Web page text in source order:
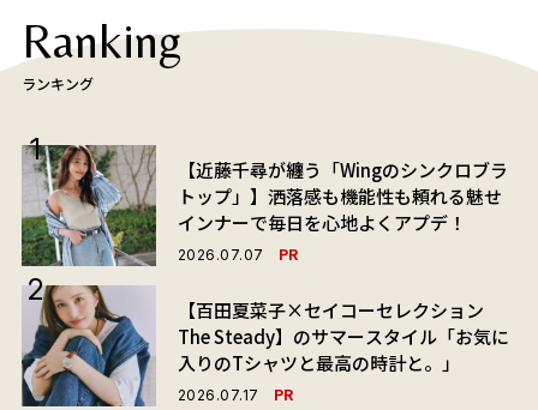
Ranking
ランキング
【近藤千尋が纏う「Wingのシンクロブラ
トップ」】洒落感も機能性も頼れる魅せ
インナーで毎日を心地よくアプデ！
2026.07.07 PR
【百田夏菜子×セイコーセレクション
The Steady】のサマースタイル「お気に
入りのTシャツと最高の時計と。」
2026.07.17 PR